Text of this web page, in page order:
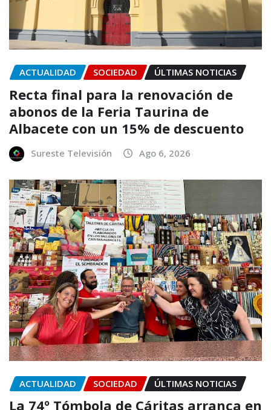
ACTUALIDAD SOCIEDAD ÚLTIMAS NOTICIAS
Recta final para la renovación de
abonos de la Feria Taurina de
Albacete con un 15% de descuento
Sureste Televisión Ago 6, 2026
ACTUALIDAD SOCIEDAD ÚLTIMAS NOTICIAS
La 74º Tómbola de Cáritas arranca en